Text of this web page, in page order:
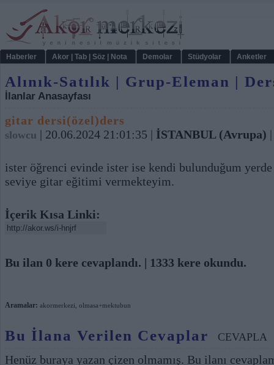
Haberler Akor | Tab | Söz | Nota Demolar Stüdyolar Anketler
Alınık-Satılık | Grup-Eleman |
İlanlar Anasayfası
gitar dersi(özel)ders
slowcu | 20.06.2024 21:01:35 | İSTANBUL (Avrupa)
ister öğrenci evinde ister ise kendi bulunduğum yerde
seviye gitar eğitimi vermekteyim.
İçerik Kısa Linki:
Bu ilan 0 kere cevaplandı. | 1333 kere okundu.
Aramalar: akormerkezi olmasa+mektubun
Bu İlana Verilen Cevaplar CEVAPLA
Henüz buraya yazan çizen olmamış. Bu ilanı